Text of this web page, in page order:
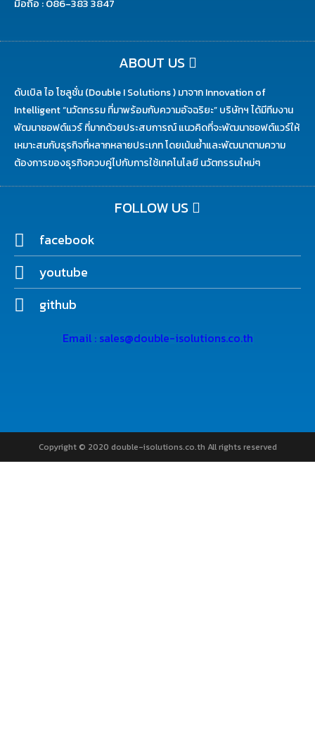
พัฒนาซอฟต์แวร์ ที่มากด้วยประสบการณ์ แนวคิดที่จะพัฒนาซอฟต์แวร์ให้
ต้องการของธุรกิจควบคู่ไปกับการใช้เทคโนโลยี นวัตกรรมใหม่ๆ
FOLLOW US
facebook
youtube
github
Copyright © 2020 double-isolutions.co.th All rights reserved